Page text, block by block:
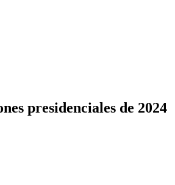
presidenciales de 2024